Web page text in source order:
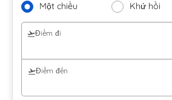
Một chiều Khứ hồi
Điểm đi
Điểm đến